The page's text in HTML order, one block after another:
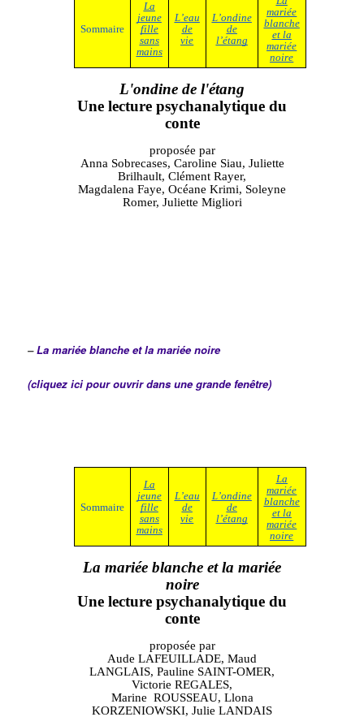
–La mariée blanche et la mariée noire
(cliquez ici pour ouvrir dans une grande fenêtre)